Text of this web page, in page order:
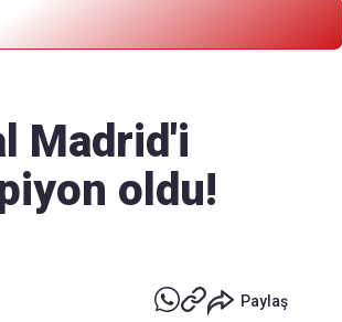
göndermek için tıklayın
Madrid'i
oldu!
Paylaş